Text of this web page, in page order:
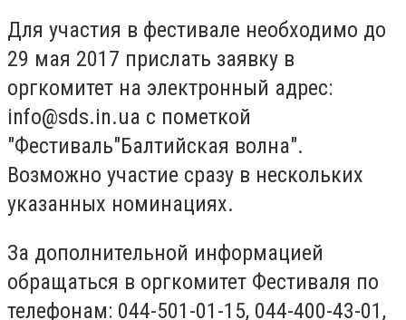
Для участия в фестивале необходимо до
29 мая 2017 прислать заявку в
оргкомитет на электронный адрес:
info@sds.in.ua с пометкой
"Фестиваль"Балтийская волна".
Возможно участие сразу в нескольких
указанных номинациях.
За дополнительной информацией
обращаться в оргкомитет Фестиваля по
телефонам: 044-501-01-15, 044-400-43-01,